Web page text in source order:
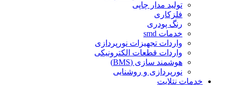
تولید مدار چاپی
فلزکاری
رنگ پودری
خدمات smd
واردات تجهیزات نورپردازی
واردات قطعات الکترونیکی
هوشمند سازی (BMS)
نورپردازی و روشنایی
خدمات نتلایت